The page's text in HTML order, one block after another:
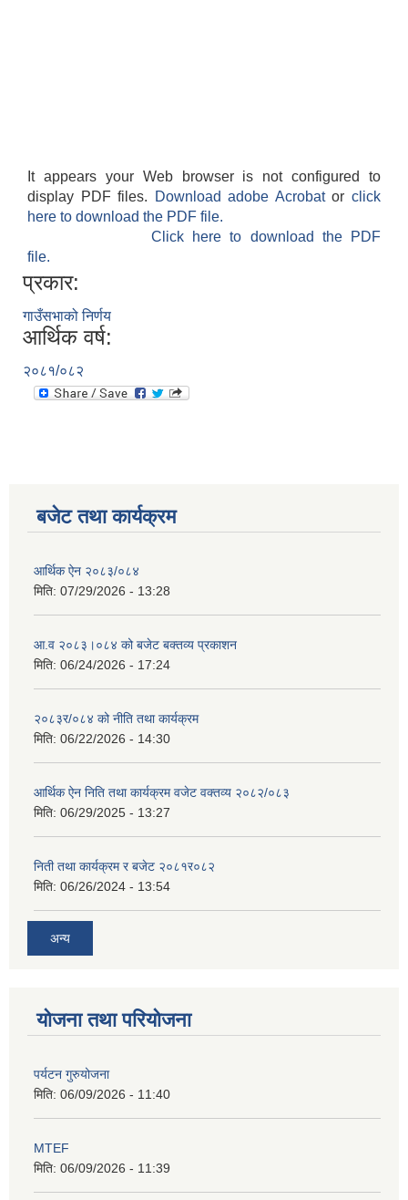
It appears your Web browser is not configured to
display PDF files.
Download adobe Acrobatorclick
here to download the PDF file.
Click here to download the PDF
file.
प्रकार:
गाउँसभाको निर्णय
आर्थिक वर्ष:
२०८१/०८२
बजेट तथा कार्यक्रम
आर्थिक ऐन २०८३/०८४
मिति: 07/29/2026 - 13:28
आ.व २०८३।०८४ को बजेट बक्तव्य प्रकाशन
मिति: 06/24/2026 - 17:24
२०८३र/०८४ को नीति तथा कार्यक्रम
मिति: 06/22/2026 - 14:30
आर्थिक ऐन निति तथा कार्यक्रम वजेट वक्तव्य २०८२/०८३
मिति: 06/29/2025 - 13:27
निती तथा कार्यक्रम र बजेट २०८१र०८२
मिति: 06/26/2024 - 13:54
अन्य
योजना तथा परियोजना
पर्यटन गुरुयोजना
मिति: 06/09/2026 - 11:40
MTEF
मिति: 06/09/2026 - 11:39